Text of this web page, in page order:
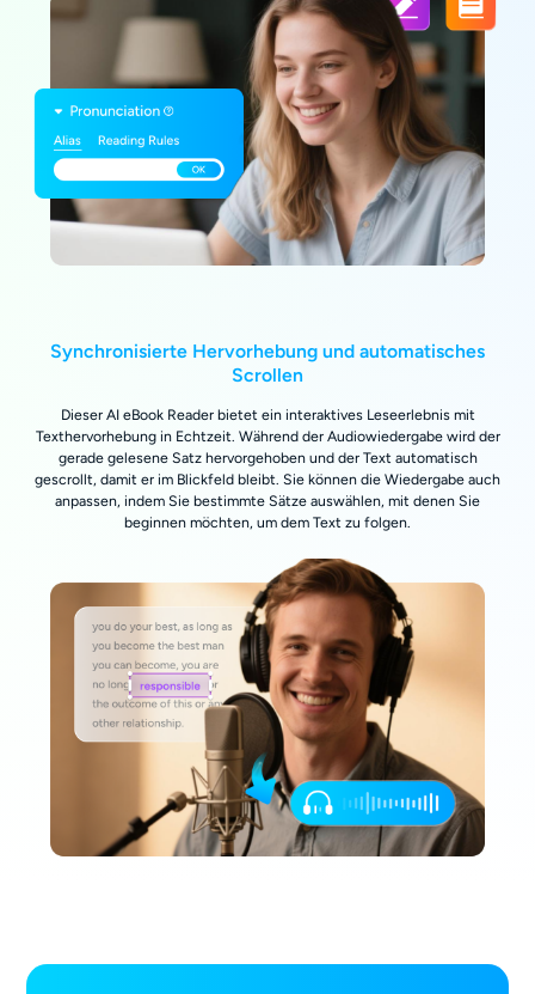
Synchronisierte Hervorhebung und automatisches
Scrollen
Dieser AI eBook Reader bietet ein interaktives Leseerlebnis mit
Texthervorhebung in Echtzeit. Während der Audiowiedergabe wird der
gerade gelesene Satz hervorgehoben und der Text automatisch
gescrollt, damit er im Blickfeld bleibt. Sie können die Wiedergabe auch
anpassen, indem Sie bestimmte Sätze auswählen, mit denen Sie
beginnen möchten, um dem Text zu folgen.